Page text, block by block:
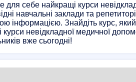
для себе найкращі курси
навчальні заклади та
інформацією. Знайдіть курс,
курси невідкладної медичної
вже сьогодні!